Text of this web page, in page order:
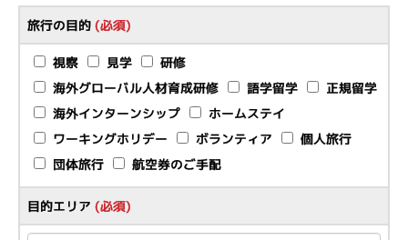
旅行の目的 (必須)
視察 見学
研修
海外グローバル人材育成研修
語学留学
正規留学
海外インターンシップ
ホームステイ
ワーキングホリデー
ボランティア
個人旅行
団体旅行
航空券のご手配
目的エリア (必須)